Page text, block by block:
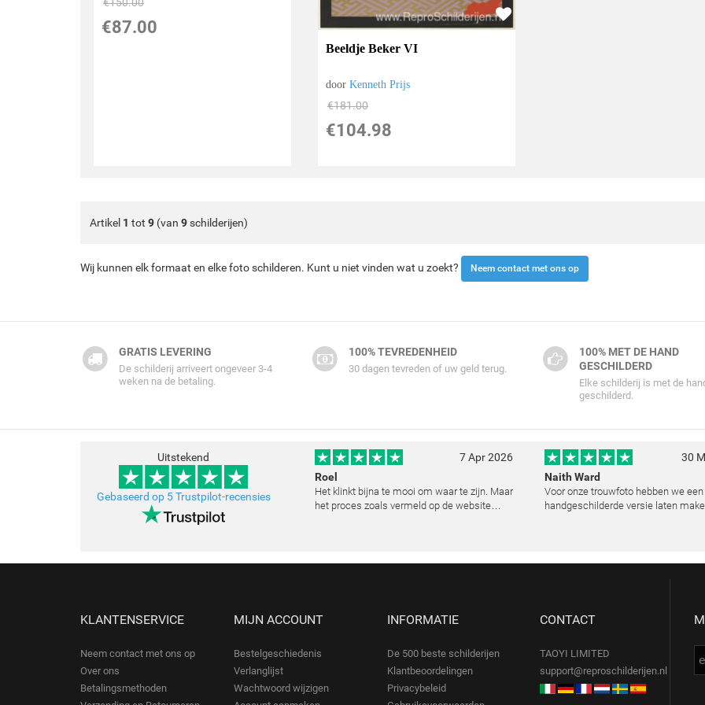
€87.00
Beeldje Beker VI
doorKenneth Prijs
€181.00
€104.98
Artikel 1 tot 9 (van 9schilderijen)
Wij kunnen elk formaat en elke foto schilderen. Kunt u niet vinden wat u zoekt? Neem contact met ons op
GRATIS LEVERING
De schilderij arriveert ongeveer 3-4
weken na de betaling.
100% TEVREDENHEID
30 dagen tevreden of uw geld terug.
100% MET DE HAND
GESCHILDERD
Elke schilderij is met de
geschilderd.
Uitstekend
Gebaseerd op 5 Trustpilot-recensies
7 Apr 2026
Roel
Het klinkt bijna te mooi om waar te zijn. Maar
het proces zoals vermeld op de website
30
Naith Ward
Voor onze trouwfoto hebben we een
handgeschilderde versie laten
de lic
KLANTENSERVICE
Neem contact met ons op
Over ons
Betalingsmethoden
MIJN ACCOUNT
Bestelgeschiedenis
Verlanglijst
Wachtwoord wijzigen
INFORMATIE
De 500 beste schilderijen
Klantbeoordelingen
Privacybeleid
CONTACT
TAOYI LIMITED
support@reproschilderijen.nl